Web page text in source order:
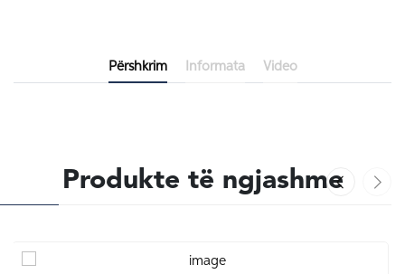
Përshkrim Informata Video
Produkte të ngjashme